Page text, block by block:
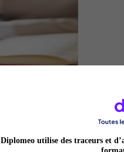
Diplomeo utilise des traceurs et